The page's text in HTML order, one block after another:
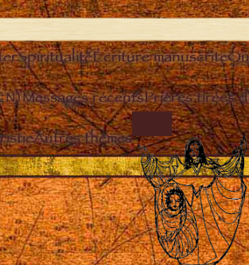
SpiritualitéÉcriture manuscrite
Messages récentsPrières tirées
Autres thèmes